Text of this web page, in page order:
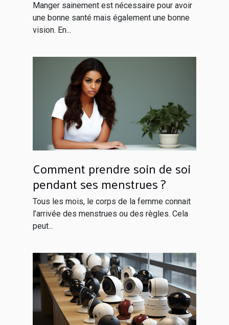
Manger sainement est nécessaire pour avoir
une bonne santé mais également une bonne
vision. En...
Comment prendre soin de soi
pendant ses menstrues ?
Tous les mois, le corps de la femme connait
l’arrivée des menstrues ou des règles. Cela
peut...